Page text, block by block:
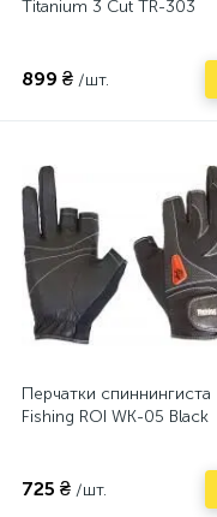
Titanium 3 Cut TR-303
899 ₴ /шт.
Перчатки спиннингиста
Fishing ROI WK-05 Black
725 ₴ /шт.